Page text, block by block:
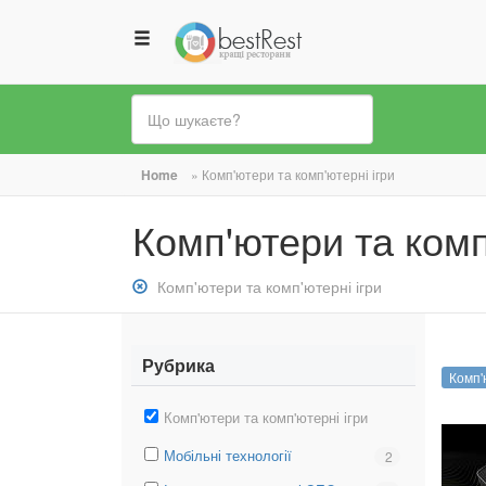
Ви
є
тут
Home » Комп'ютери та комп'ютерні ігри
Комп'ютери та
Зняти
фільтр:
та
комп&#039;ютерні
ігри
Комп'ютери та комп'ютерні ігри
Рубрика
Зняти
Комп'ютери
Комп'ютери та комп'ютерні ігри
Вибрати
фільтр:
Мобільні технології 2